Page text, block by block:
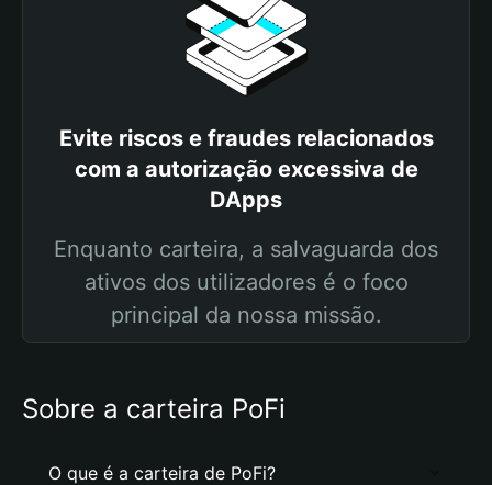
Evite riscos e fraudes relacionados
com a autorização excessiva de
DApps
Enquanto carteira, a salvaguarda dos
ativos dos utilizadores é o foco
principal da nossa missão.
Sobre a carteira PoFi
O que é a carteira de PoFi?